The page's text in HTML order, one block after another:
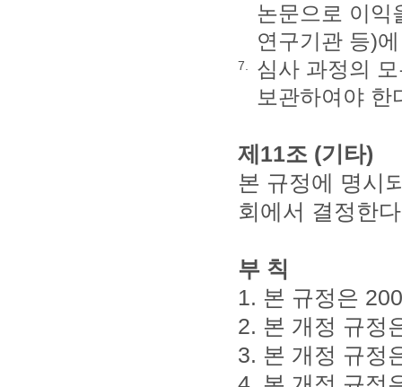
논문으로 이익
연구기관 등)
7.
심사 과정의
보관하여야 한
제11조 (기타)
본 규정에 명시
회에서 결정한
부 칙
1. 본 규정은
2. 본 개정 규정
3. 본 개정 규정